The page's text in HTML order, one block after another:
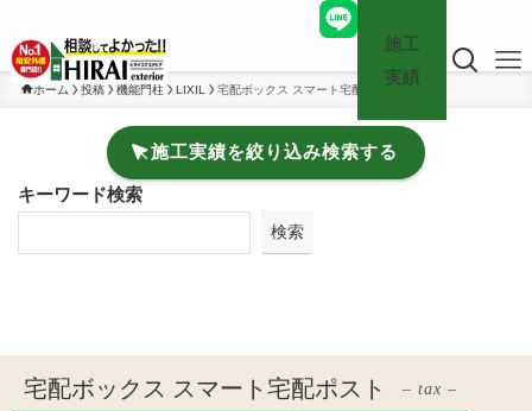
施工
実績
ホーム 投稿 機能門柱 LIXIL 宅配ボックス スマート宅配ポスト
施工実績を絞り込み検索する
キーワード検索
検索
宅配ボックス スマート宅配ポスト – tax –